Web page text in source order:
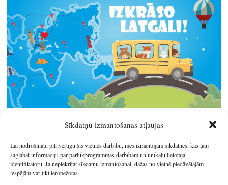
Sīkdatņu izmantošanas atļaujas
Lai nodrošinātu pilnvērtīgu šīs vietnes darbību, mēs izmantojam sīkdatnes, kas ļauj
saglabāt informāciju par pārlūkprogrammas darbībām un unikālu lietotāja
identifikatoru. Ja nepiekrītat sīkdatņu izmantošanai, dažas no vietnē piedāvātajām
iespējām var tikt ierobežotas.